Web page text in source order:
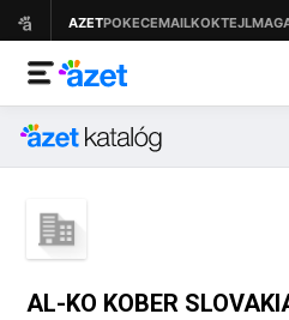
AL-KO KOBER